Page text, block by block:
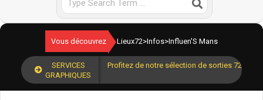
Vous découvrez Lieux72>Infos>Influen'S Mans
SERVICES
GRAPHIQUES
Profitez de notre sélection de sorties 72 pour